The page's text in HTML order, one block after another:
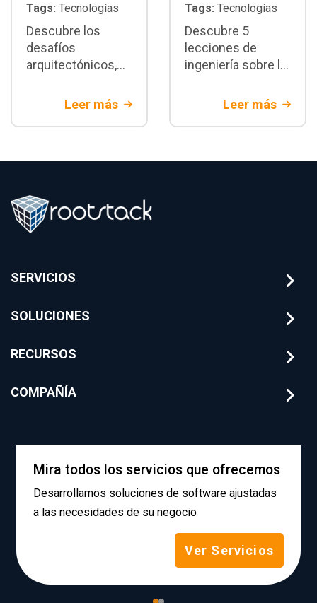
Tags: Tecnologías
Descubre los
desafíos
arquitectónicos,
integración del
Colombia. Aprende
tecnología para
Leer más
Tags: Tecnologías
Descubre 5
lecciones de
ingeniería sobre la
bancario legacy.
arquitectura y
riesgos
Leer más
SERVICIOS
SOLUCIONES
RECURSOS
COMPAÑÍA
Mira todos los servicios que ofrecemos
Desarrollamos soluciones de software ajustadas
a las necesidades de su negocio
Ver Servicios